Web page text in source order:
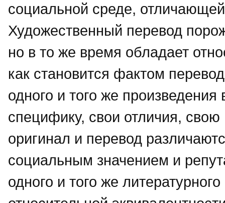
социальной среде,
Художественный перевод
но в то же время обладает
как становится фактом
одного и того же
специфику, свои отличия,
оригинал и перевод
социальным значением и
одного и того же